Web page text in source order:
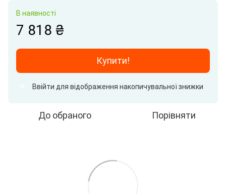
В наявності
7 818 ₴
Купити!
Ввійти для відображення накопичувальної знижки
До обраного Порівняти